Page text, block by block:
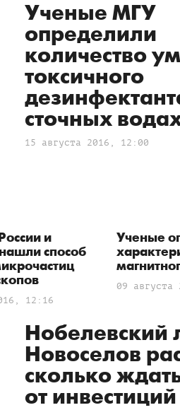
Ученые МГУ
определили
количество
токсичного
сточных
15 августа 2016, 12:00
и
способ
12:16
Ученые
09 августа
Нобелевский
Новоселов
сколько
от